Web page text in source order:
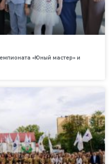
«Юный мастер» и